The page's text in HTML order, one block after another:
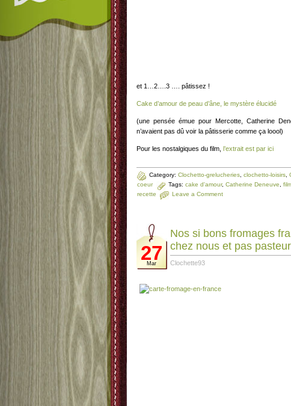
et 1…2….3 …. pâtissez !
Cake d’amour de peau d’âne, le mystère élucidé
(une pensée émue pour Mercotte, Catherine
n’avaient pas dû voir la pâtisserie comme ça loool)
Pour les nostalgiques du film, l’extrait est par ici
Category: Clochetto-grelucheries clochetto-loisirs
coeur
Tags: cake d'amour, Catherine Deneuve
recette
Leave a Comment
27
Mar
Nos si bons fromages
chez nous et pas
Clochette93